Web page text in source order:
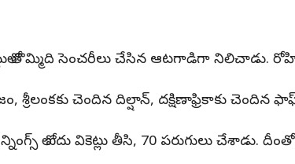
తొమ్మిది సెంచరీలు చేసిన ఆటగాడిగా నిలిచాడు. రోహిత్
చెందిన దిల్షాన్, దక్షిణాఫ్రికాకు చెందిన
ఐదు వికెట్లు తీసి, 70 పరుగులు చేశాడు. దీంతో